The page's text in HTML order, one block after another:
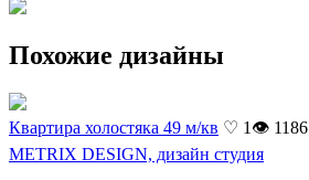
Похожие дизайны
Квартира холостяка 49 м/кв ♡ 1 👁 1186
METRIX DESIGN, дизайн студия